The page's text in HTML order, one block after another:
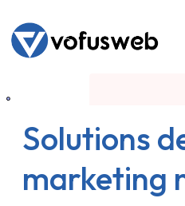
Solutions
marketing